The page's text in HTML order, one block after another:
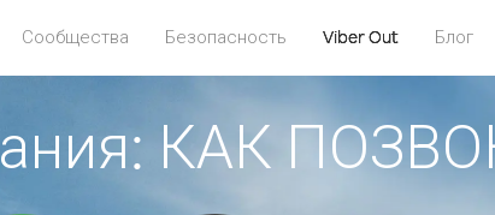
Сообщества Безопасность Viber Out Блог
КАК